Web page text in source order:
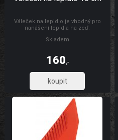
Váleček na lepidlo je vhodný pro
nanášení lepidla na zeď.
Skladem
160,-
132,23